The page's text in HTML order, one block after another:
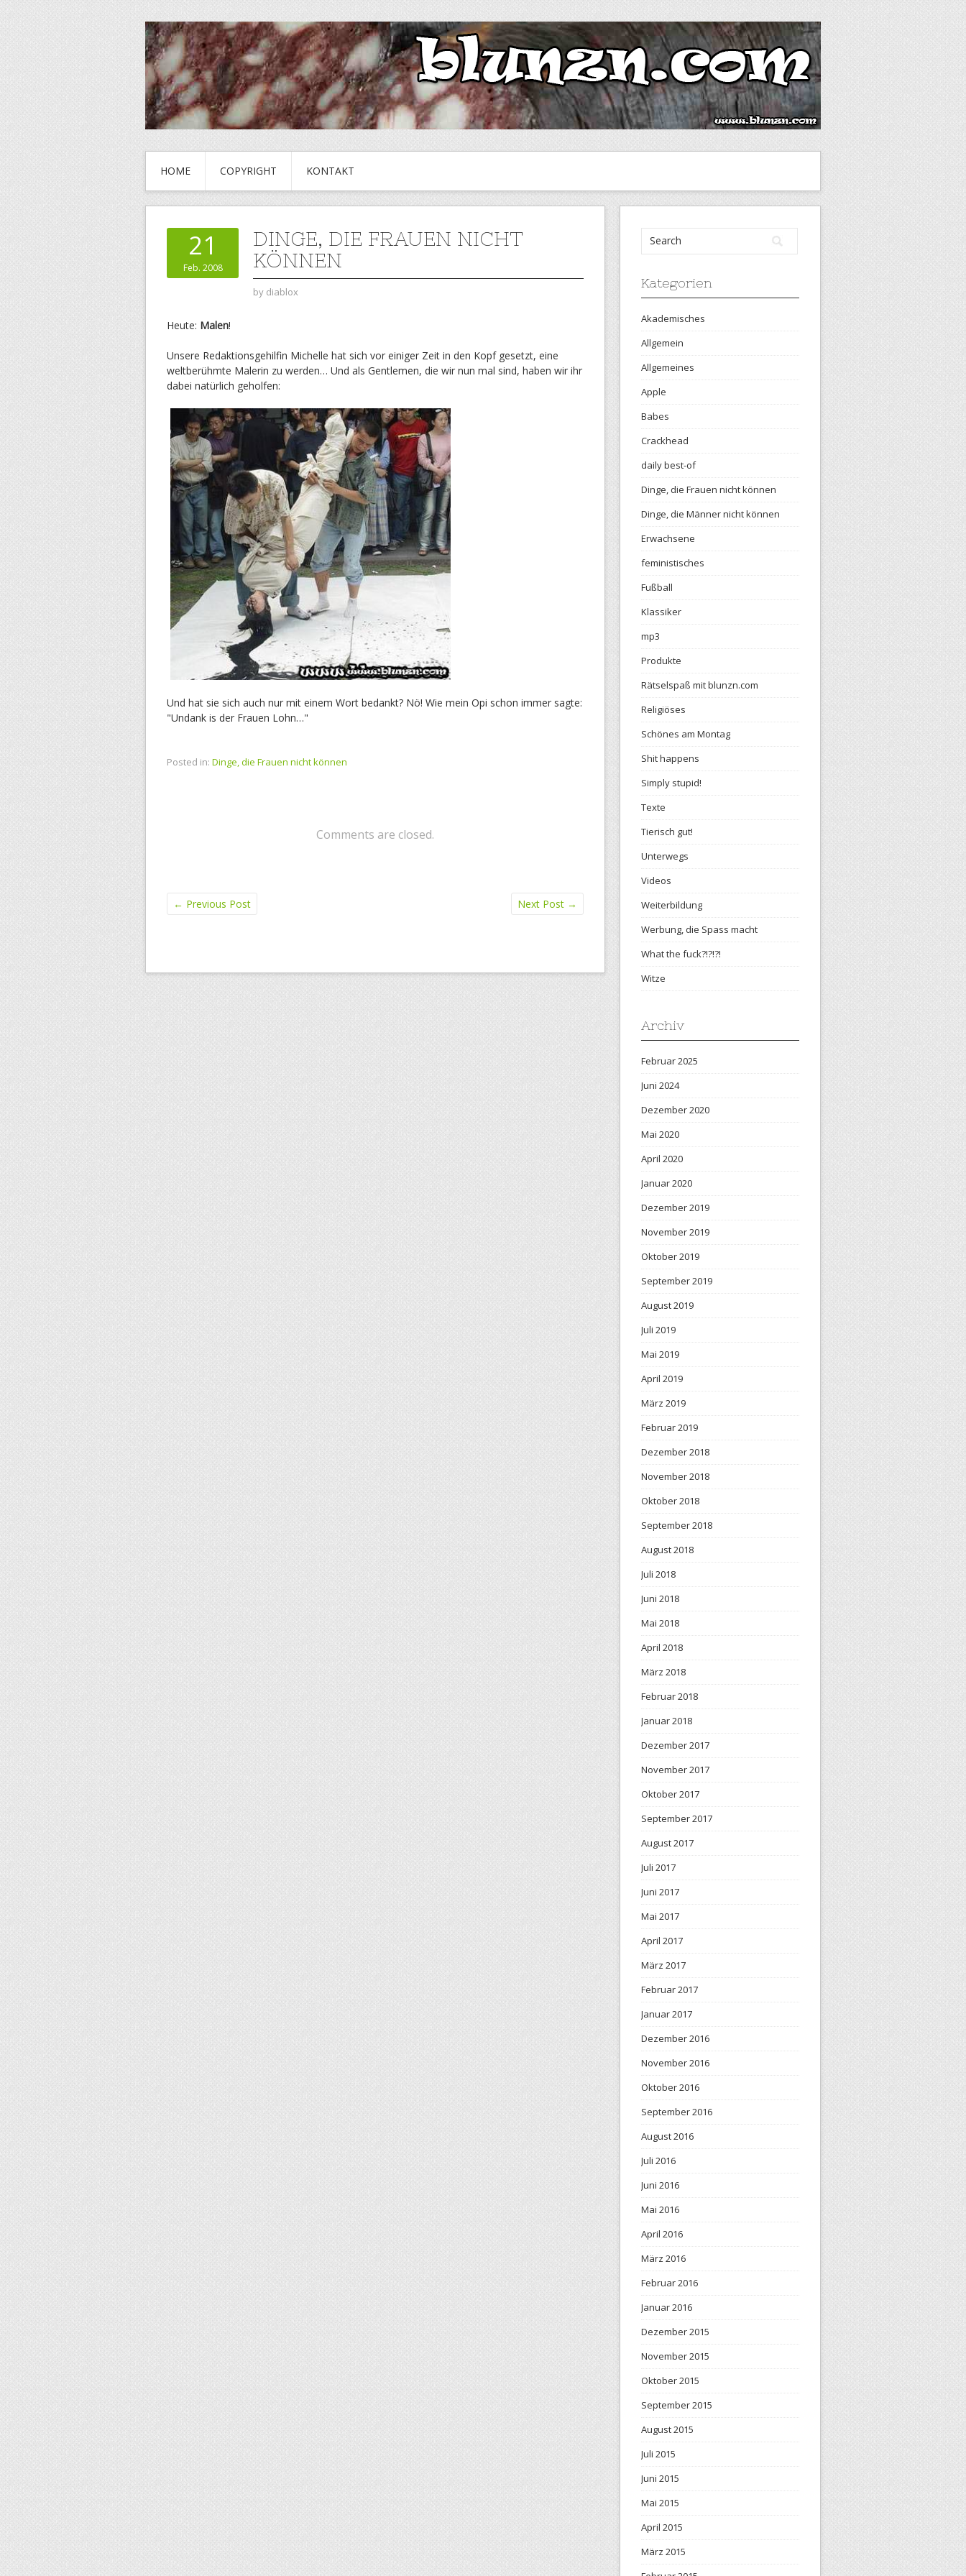
HOME COPYRIGHT KONTAKT
21
Feb. 2008
DINGE, DIE FRAUEN NICHT
KÖNNEN
by diablox
Heute: Malen!
Unsere Redaktionsgehilfin Michelle hat sich vor einiger Zeit in den Kopf gesetzt, eine
weltberühmte Malerin zu werden… Und als Gentlemen, die wir nun mal sind, haben wir ihr
dabei natürlich geholfen:
Und hat sie sich auch nur mit einem Wort bedankt? Nö! Wie mein Opi schon immer sagte:
"Undank is der Frauen Lohn…"
Posted in: Dinge, die Frauen nicht können
Comments are closed.
← Previous Post Next Post →
Kategorien
Akademisches
Allgemein
Allgemeines
Apple
Babes
Crackhead
daily best-of
Dinge, die Frauen nicht können
Dinge, die Männer nicht können
Erwachsene
feministisches
Fußball
Klassiker
mp3
Produkte
Rätselspaß mit blunzn.com
Religiöses
Schönes am Montag
Shit happens
Simply stupid!
Texte
Tierisch gut!
Unterwegs
Videos
Weiterbildung
Werbung, die Spass macht
What the fuck?!?!?!
Witze
Archiv
Februar 2025
Juni 2024
Dezember 2020
Mai 2020
April 2020
Januar 2020
Dezember 2019
November 2019
Oktober 2019
September 2019
August 2019
Juli 2019
Mai 2019
April 2019
März 2019
Februar 2019
Dezember 2018
November 2018
Oktober 2018
September 2018
August 2018
Juli 2018
Juni 2018
Mai 2018
April 2018
März 2018
Februar 2018
Januar 2018
Dezember 2017
November 2017
Oktober 2017
September 2017
August 2017
Juli 2017
Juni 2017
Mai 2017
April 2017
März 2017
Februar 2017
Januar 2017
Dezember 2016
November 2016
Oktober 2016
September 2016
August 2016
Juli 2016
Juni 2016
Mai 2016
April 2016
März 2016
Februar 2016
Januar 2016
Dezember 2015
November 2015
Oktober 2015
September 2015
August 2015
Juli 2015
Juni 2015
Mai 2015
April 2015
März 2015